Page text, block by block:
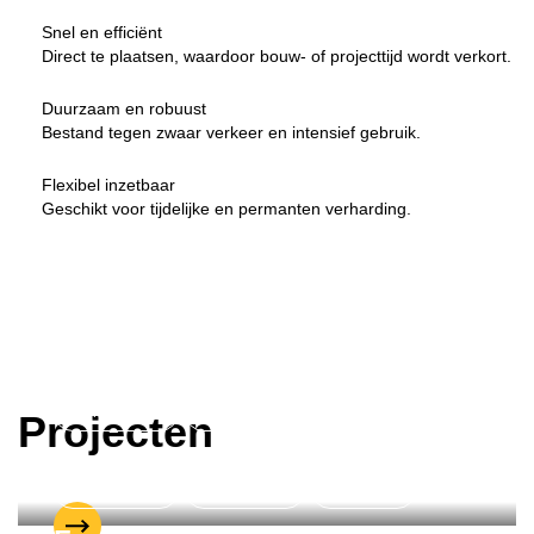
Snel en efficiënt
Direct te plaatsen, waardoor bouw- of projecttijd wordt verkort.
Duurzaam en robuust
Bestand tegen zwaar verkeer en intensief gebruik.
Flexibel inzetbaar
Geschikt voor tijdelijke en permanten verharding.
Projecten
Stelconplaten
Tijdelijke verharding in Alkmaar